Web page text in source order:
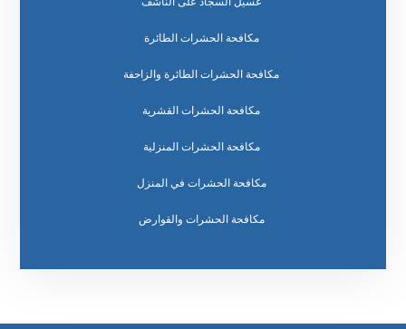
مكافحة الحشرات الطائرة
مكافحة الحشرات الطائرة والزاحفة
مكافحة الحشرات القشرية
مكافحة الحشرات المنزلية
مكافحة الحشرات في المنزل
مكافحة الحشرات والقوارض